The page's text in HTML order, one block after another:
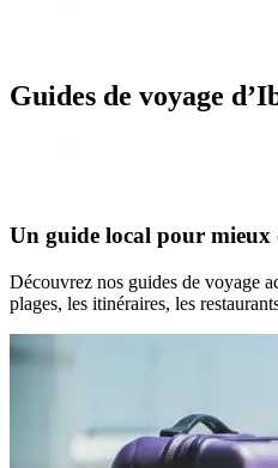
Guides de voyage
Un guide local pour mieux
Découvrez nos guides de voyage
plages, les itinéraires, les